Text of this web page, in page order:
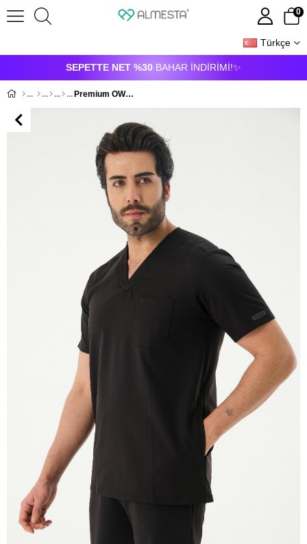
SEPETTE NET %30 BAHAR İNDİRİMİ!✨
Türkçe
0
ÜYE GIRIŞI ÜYE OL
Premium OWEN Cerrahi Üst - Siyah